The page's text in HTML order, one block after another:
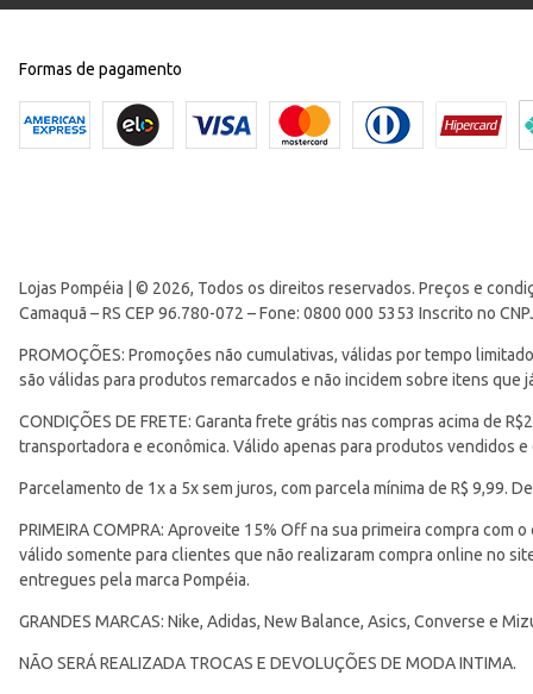
Formas de pagamento
Lojas Pompéia | © 2026, Todos os direitos reservados. Preços e
Camaquã – RS CEP 96.780-072 – Fone: 0800 000 5353 Inscrito no
PROMOÇÕES: Promoções não cumulativas, válidas por tempo
são válidas para produtos remarcados e não incidem sobre itens
CONDIÇÕES DE FRETE: Garanta frete grátis nas compras acima de
transportadora e econômica. Válido apenas para produtos vendidos
Parcelamento de 1x a 5x sem juros, com parcela mínima de R$ 9,99.
PRIMEIRA COMPRA: Aproveite 15% Off na sua primeira compra com
válido somente para clientes que não realizaram compra online no
entregues pela marca Pompéia.
GRANDES MARCAS: Nike, Adidas, New Balance, Asics, Converse e
NÃO SERÁ REALIZADA TROCAS E DEVOLUÇÕES DE MODA INTIMA.